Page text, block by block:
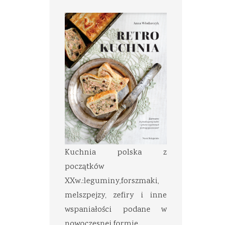
Kuchnia polska z
początków
XXw.:leguminy,forszmaki,
melszpejzy, zefiry i inne
wspaniałości podane w